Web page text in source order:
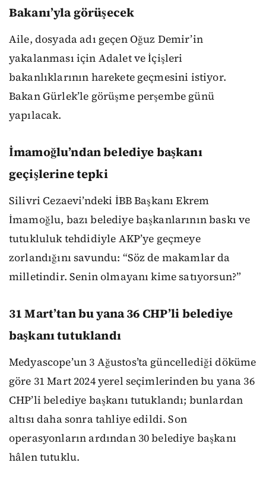
Bakanı’yla görüşecek
Aile, dosyada adı geçen Oğuz Demir’in
yakalanması için Adalet ve İçişleri
bakanlıklarının harekete geçmesini istiyor.
Bakan Gürlek’le görüşme perşembe günü
yapılacak.
İmamoğlu’ndan belediye başkanı
geçişlerine tepki
Silivri Cezaevi’ndeki İBB Başkanı Ekrem
İmamoğlu, bazı belediye başkanlarının baskı ve
tutukluluk tehdidiyle AKP’ye geçmeye
zorlandığını savundu: “Söz de makamlar da
milletindir. Senin olmayanı kime satıyorsun?”
31 Mart’tan bu yana 36 CHP’li belediye
başkanı tutuklandı
Medyascope’un 3 Ağustos’ta güncellediği döküme
göre 31 Mart 2024 yerel seçimlerinden bu yana 36
CHP’li belediye başkanı tutuklandı; bunlardan
altısı daha sonra tahliye edildi. Son
operasyonların ardından 30 belediye başkanı
hâlen tutuklu.